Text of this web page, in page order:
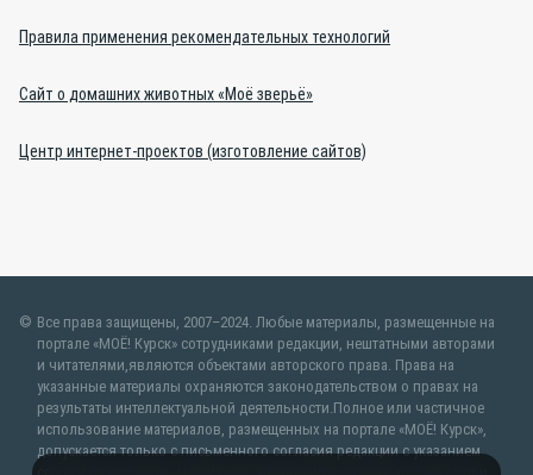
Правила применения рекомендательных технологий
Сайт о домашних животных «Моё зверьё»
Центр интернет-проектов (изготовление сайтов)
Все права защищены, 2007–2024. Любые материалы, размещенные на
портале «МОЁ! Курск» сотрудниками редакции, нештатными авторами
и читателями,являются объектами авторского права. Права на
указанные материалы охраняются законодательством о правах на
результаты интеллектуальной деятельности.Полное или частичное
использование материалов, размещенных на портале «МОЁ! Курск»,
допускается только с письменного согласия редакции с указанием